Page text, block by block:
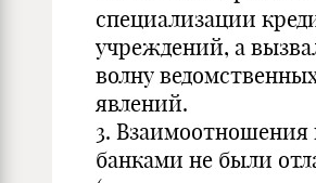
специализации
учреждений, а
волну
явлений.
3.
банками не были